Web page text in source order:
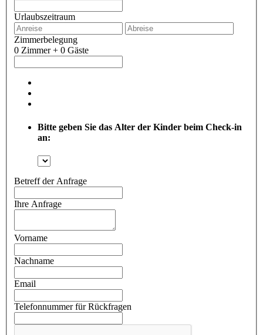
Urlaubszeitraum
Zimmerbelegung
0 Zimmer + 0 Gäste
Bitte geben Sie das Alter der Kinder beim Check-in
an:
Betreff der Anfrage
Ihre Anfrage
Vorname
Nachname
Email
Telefonnummer für Rückfragen